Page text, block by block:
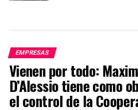
EMPRESAS
Vienen por todo:
D’Alessio tiene como
el control de la